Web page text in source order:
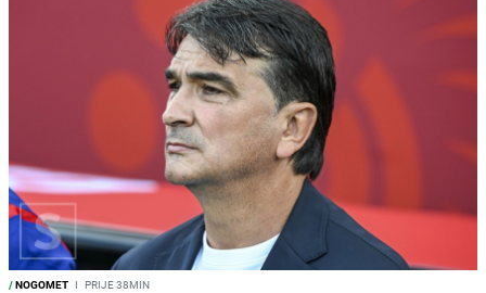
/NOGOMET I PRIJE 38MIN